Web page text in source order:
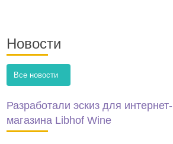
Новости
Все новости
Разработали эскиз для интернет-
магазина Libhof Wine